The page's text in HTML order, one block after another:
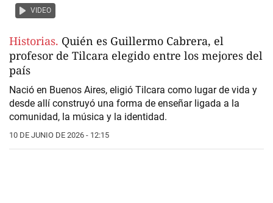
VIDEO
Historias. Quién es Guillermo Cabrera, el
profesor de Tilcara elegido entre los mejores del
país
Nació en Buenos Aires, eligió Tilcara como lugar de vida y
desde allí construyó una forma de enseñar ligada a la
comunidad, la música y la identidad.
10 DE JUNIO DE 2026 - 12:15